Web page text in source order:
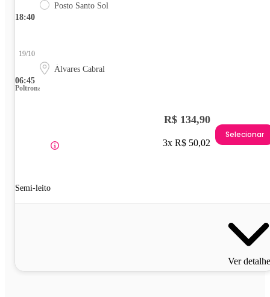
18:40
Posto Santo Sol
06:45
19/10
Álvares Cabral
Poltrona
Semi-leito
R$ 134,90
3x R$ 50,02
Selecionar
Ver